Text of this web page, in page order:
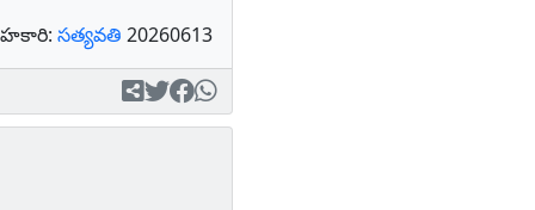
సత్యవతి 20260613